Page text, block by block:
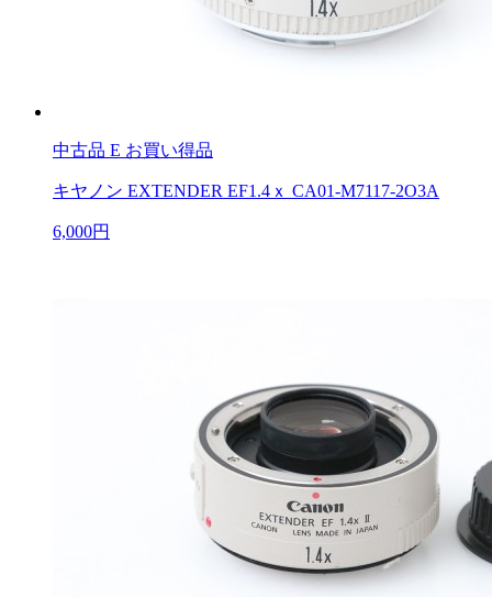
中古品 E お買い得品
キヤノン EXTENDER EF1.4ｘ CA01-M7117-2O3A
6,000円